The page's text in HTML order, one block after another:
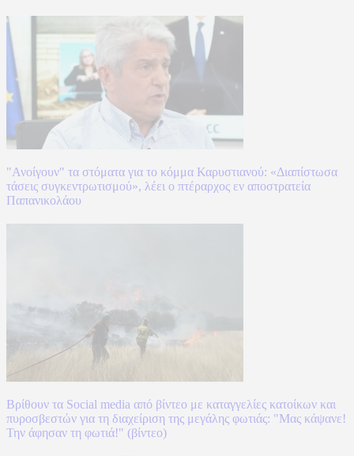
"Ανοίγουν" τα στόματα για το κόμμα Καρυστιανού: «Διαπίστωσα
τάσεις συγκεντρωτισμού», λέει ο πτέραρχος εν αποστρατεία
Παπανικολάου
Βρίθουν τα Social media από βίντεο με καταγγελίες κατοίκων και
πυροσβεστών για τη διαχείριση της μεγάλης φωτιάς: "Μας κάψανε!
Την άφησαν τη φωτιά!" (βίντεο)